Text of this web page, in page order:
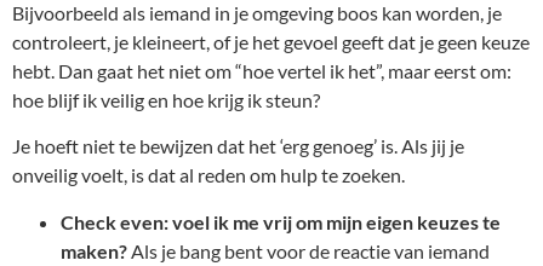
Bijvoorbeeld als iemand in je omgeving boos kan worden, je
controleert, je kleineert, of je het gevoel geeft dat je geen keuze
hebt. Dan gaat het niet om “hoe vertel ik het”, maar eerst om:
hoe blijf ik veilig en hoe krijg ik steun?
Je hoeft niet te bewijzen dat het ‘erg genoeg’ is. Als jij je
onveilig voelt, is dat al reden om hulp te zoeken.
Check even: voel ik me vrij om mijn eigen keuzes te
maken?Als je bang bent voor de reactie van iemand